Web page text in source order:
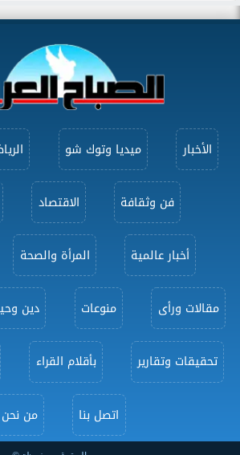
الأخبار ميديا وتوك شو
فن وثقافة الاقتصاد
أخبار عالمية المرأة والصحة
مقالات ورأى منوعات دين
تحقيقات وتقارير بأقلام القراء
اتصل بنا من نحن